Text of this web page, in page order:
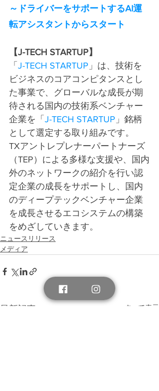
～ドライバーをサポートするAI運
転アシスタントからスタート
【J-TECH STARTUP】
「 J-TECH STARTUP 」は、技術を
ビジネスのコアコンピタンスとし
た事業で、グローバルな成長が期
待される国内の技術系ベンチャー
企業を「 J-TECH STARTUP 」銘柄
として選定する取り組みです。
TXアントレプレナーパートナーズ
（TEP）による多様な支援や、国内
外のネットワークの紹介を行い認
定企業の成長をサポートし、国内
のディープテックベンチャー企業
を成長させるエコシステムの構築
をめざしていきます。
ニュースリリース
メディア
最新記事 すべて表示